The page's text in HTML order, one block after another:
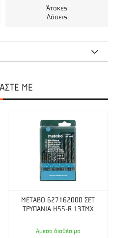
Άτοκες
Δόσεις
κατσαβίδι ή κλειδί torx™.
ΜΕ
METABO 627162000 ΣΕΤ
ΤΡΥΠΑΝΙΑ HSS-R 13TMX
Άμεσα διαθέσιμο